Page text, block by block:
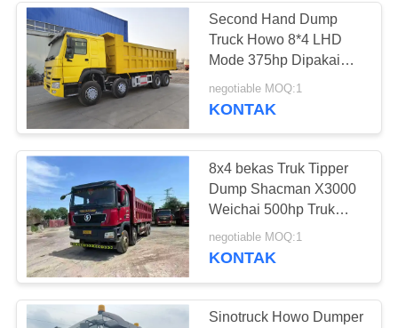
Truk Dump Bekas
391
Second Hand Dump
Truck Howo 8*4 LHD
Mode 375hp Dipakai
konstruksi Dump Truck
Dengan jarak tempuh
negotiable MOQ:1
KONTAK
8x4 bekas Truk Tipper
Dump Shacman X3000
Weichai 500hp Truk
Dumper Volquete Volteo
Rhd/Lhd
negotiable MOQ:1
KONTAK
Sinotruck Howo Dumper